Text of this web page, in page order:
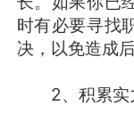
时有必要寻找
决，以免造成
2、积累实力